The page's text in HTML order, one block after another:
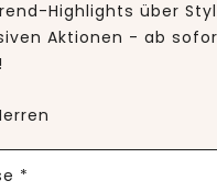
Highlights über
Aktionen - ab
*